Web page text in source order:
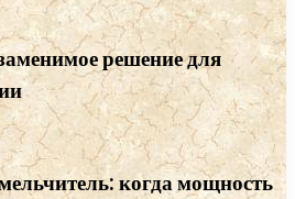
решение для
когда мощность